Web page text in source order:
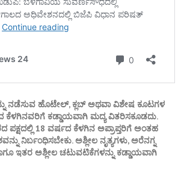
ನಡೆಸುವ ಹೊಟೇಲ್, ಕ್ಲಬ್ ಅಥವಾ ವಿಶೇಷ ಕೂಟಗಳ
ಕೆಳಗಿನವರಿಗೆ ಕಡ್ಡಾಯವಾಗಿ ಮದ್ಯ ವಿತರಿಸಕೂಡದು.
18 ವರ್ಷದ ಕೆಳಗಿನ ಅಪ್ರಾಪ್ತರಿಗೆ ಅಂತಹ
ನಿರ್ಬಂಧಿಸಬೇಕು. ಅಶ್ಲೀಲ ನೃತ್ಯಗಳು, ಅರೆನಗ್ನ
ಇತರ ಅಶ್ಲೀಲ ಚಟುವಟಿಕೆಗಳನ್ನು ಕಡ್ಡಾಯವಾಗಿ